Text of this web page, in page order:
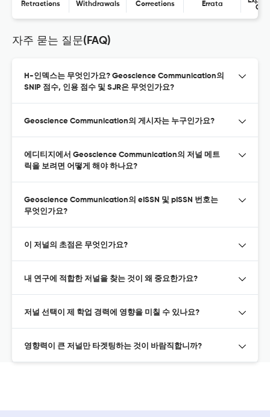
Retractions Withdrawals Corrections Errata
자주 묻는 질문(FAQ)
H-인덱스는 무엇인가요? Geoscience Communication의
SNIP 점수, 인용 점수 및 SJR은 무엇인가요?
Geoscience Communication의 게시자는 누구인가요?
에디티지에서 Geoscience Communication의 저널 메트
릭을 보려면 어떻게 해야 하나요?
Geoscience Communication의 eISSN 및 pISSN 번호는
무엇인가요?
이 저널의 초점은 무엇인가요?
내 연구에 적합한 저널을 찾는 것이 왜 중요한가요?
저널 선택이 제 학업 경력에 영향을 미칠 수 있나요?
영향력이 큰 저널만 타겟팅하는 것이 바람직합니까?